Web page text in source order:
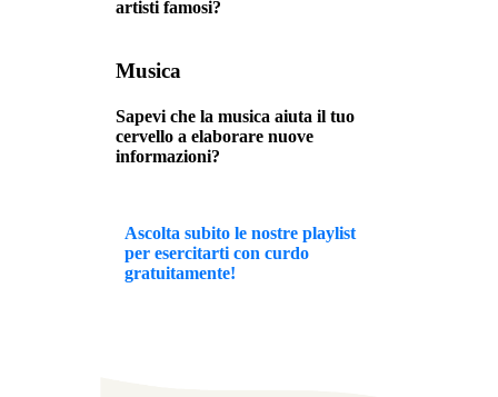
artisti famosi?
Musica
Sapevi che la musica aiuta il tuo
cervello a elaborare nuove
informazioni?
Ascolta subito le nostre playlist
per esercitarti con curdo
gratuitamente!